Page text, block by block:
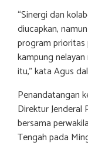
“Sinergi dan
diucapkan,
program prioritas
kampung
itu,” kata Agus
Penandatangan
Direktur Jenderal
bersama
Tengah pada